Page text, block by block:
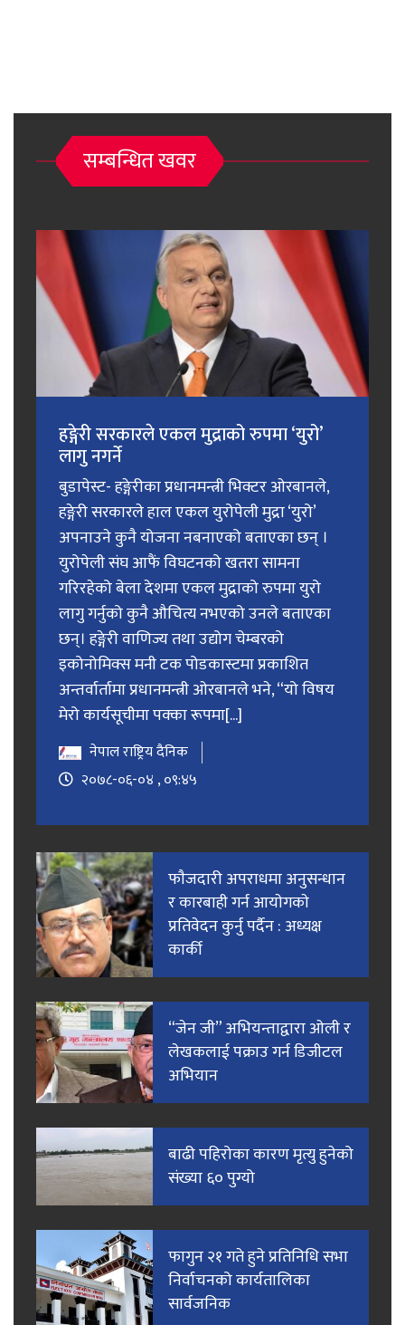
सम्बन्धित खवर
हङ्गेरी सरकारले एकल मुद्राको रुपमा ‘युरो’
लागु नगर्ने
बुडापेस्ट- हङ्गेरीका प्रधानमन्त्री भिक्टर ओरबानले,
हङ्गेरी सरकारले हाल एकल युरोपेली मुद्रा ‘युरो’
अपनाउने कुनै योजना नबनाएको बताएका छन् ।
युरोपेली संघ आफैं विघटनको खतरा सामना
गरिरहेको बेला देशमा एकल मुद्राको रुपमा युरो
लागु गर्नुको कुनै औचित्य नभएको उनले बताएका
छन्। हङ्गेरी वाणिज्य तथा उद्योग चेम्बरको
इकोनोमिक्स मनी टक पोडकास्टमा प्रकाशित
अन्तर्वार्तामा प्रधानमन्त्री ओरबानले भने, “यो विषय
मेरो कार्यसूचीमा पक्का रूपमा[...]
नेपाल राष्ट्रिय दैनिक
२०७८-०६-०४ , ०९:४५
फाैजदारी अपराधमा अनुसन्धान
र कारबाही गर्न आयाेगकाे
प्रतिवेदन कुर्नु पर्दैन : अध्यक्ष
कार्की
“जेन जी” अभियन्ताद्वारा ओली र
लेखकलाई पक्राउ गर्न डिजीटल
अभियान
बाढी पहिरोका कारण मृत्यु हुनेको
संख्या ६० पुग्यो
फागुन २१ गते हुने प्रतिनिधि सभा
निर्वाचनको कार्यतालिका
सार्वजनिक